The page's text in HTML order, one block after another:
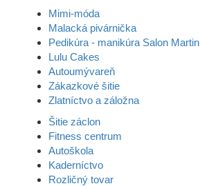
Mimi-móda
Malacká pivárnička
Pedikúra - manikúra Salon Martin
Lulu Cakes
Autoumývareň
Zákazkové šitie
Zlatníctvo a záložna
Šitie záclon
Fitness centrum
Autoškola
Kaderníctvo
Rozličný tovar